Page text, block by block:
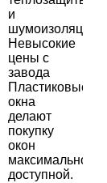
и
шумоизоляции.
Невысокие
цены с
завода
Пластиковые
окна
делают
покупку
окон
максимально
доступной.